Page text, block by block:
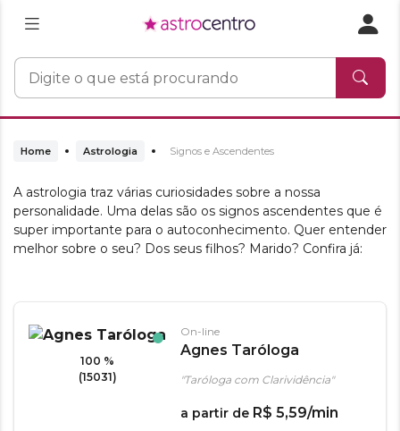
Home Astrologia Signos e Ascendentes
A astrologia traz várias curiosidades sobre a nossa
personalidade. Uma delas são os signos ascendentes que é
super importante para o autoconhecimento. Quer entender
melhor sobre o seu? Dos seus filhos? Marido? Confira já:
100 %
(15031)
On-line
Agnes Taróloga
"Taróloga com Clarividência"
a partir de R$ 5,59/min